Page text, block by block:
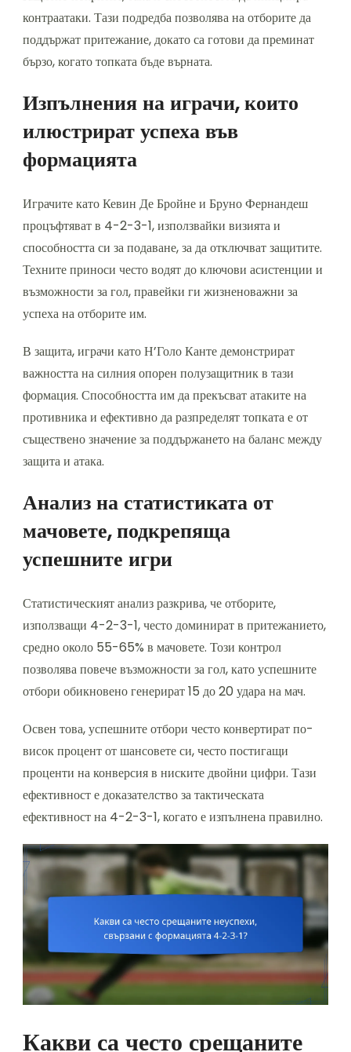
контраатаки. Тази подредба позволява на отборите да
поддържат притежание, докато са готови да преминат
бързо, когато топката бъде върната.
Изпълнения на играчи, които
илюстрират успеха във
формацията
Играчите като Кевин Де Бройне и Бруно Фернандеш
процъфтяват в 4-2-3-1, използвайки визията и
способността си за подаване, за да отключват защитите.
Техните приноси често водят до ключови асистенции и
възможности за гол, правейки ги жизненоважни за
успеха на отборите им.
В защита, играчи като Н’Голо Канте демонстрират
важността на силния опорен полузащитник в тази
формация. Способността им да прекъсват атаките на
противника и ефективно да разпределят топката е от
съществено значение за поддържането на баланс между
защита и атака.
Анализ на статистиката от
мачовете, подкрепяща
успешните игри
Статистическият анализ разкрива, че отборите,
използващи 4-2-3-1, често доминират в притежанието,
средно около 55-65% в мачовете. Този контрол
позволява повече възможности за гол, като успешните
отбори обикновено генерират 15 до 20 удара на мач.
Освен това, успешните отбори често конвертират по-
висок процент от шансовете си, често постигащи
проценти на конверсия в ниските двойни цифри. Тази
ефективност е доказателство за тактическата
ефективност на 4-2-3-1, когато е изпълнена правилно.
Какви са често срещаните